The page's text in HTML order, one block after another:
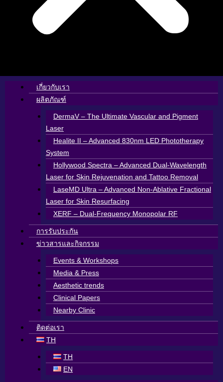
เกี่ยวกับเรา
ผลิตภัณฑ์
DermaV – The Ultimate Vascular and Pigment
Laser
Healite II – Advanced 830nm LED Phototherapy
System
Hollywood Spectra – Advanced Dual-Wavelength
Laser for Skin Rejuvenation and Tattoo Removal
LaseMD Ultra – Advanced Non-Ablative Fractional
Laser for Skin Resurfacing
XERF – Dual-Frequency Monopolar RF
การรับประกัน
ข่าวสารและกิจกรรม
Events & Workshops
Media & Press
Aesthetic trends
Clinical Papers
Nearby Clinic
ติดต่อเรา
TH
TH
EN